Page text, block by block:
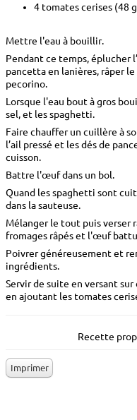
4 tomates cerises (48
Mettre l'eau à bouillir.
Pendant ce temps, éplucher
pancetta en lanières, râper
pecorino.
Lorsque l'eau bout à gros
sel, et les spaghetti.
Faire chauffer un cuillère à
l’ail pressé et les dés de
cuisson.
Battre l'œuf dans un bol.
Quand les spaghetti sont
dans la sauteuse.
Mélanger le tout puis verser
fromages râpés et l'œuf
Poivrer généreusement et
ingrédients.
Servir de suite en versant
en ajoutant les tomates
Recette
Imprimer